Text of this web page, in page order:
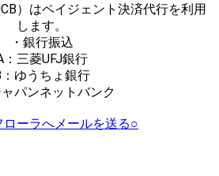
）はペイジェント決済代行を利用
します。
・銀行振込
：三菱UFJ銀行
：ゆうちょ銀行
パンネットバンク
ローラへメールを送る○